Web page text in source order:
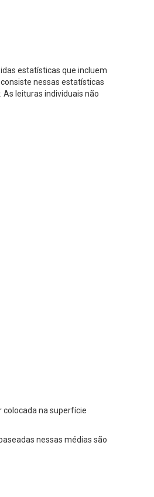
estatísticas que incluem
nessas estatísticas
. As leituras individuais não
colocada na superfície
nessas médias são